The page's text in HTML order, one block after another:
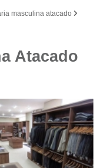
masculina atacado
Atacado